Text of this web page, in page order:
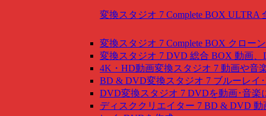
変換スタジオ 7 Complete BOX ULTRA
変換スタジオ 7 Complete BOX クロー
変換スタジオ 7 DVD 総合 BOX 動画、
4K・HD動画変換スタジオ 7 動画や音
BD & DVD変換スタジオ 7 ブルーレイ
DVD変換スタジオ 7 DVDを動画･音楽
ディスククリエイター 7 BD & DVD 動